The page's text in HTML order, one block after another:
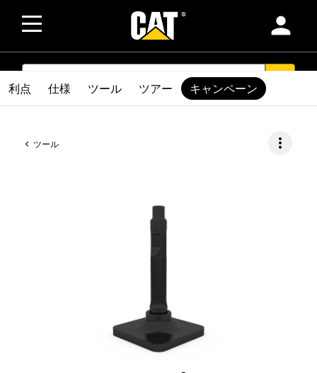
person
SEARCH
ツール more_vert
利点 仕様 ツール ツアー キャンペーン